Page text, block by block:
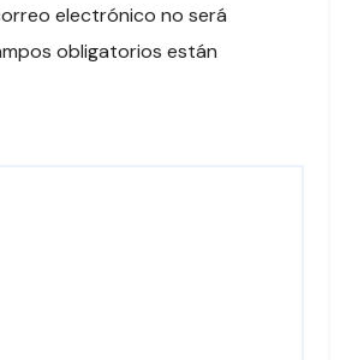
electrónico no será
obligatorios están